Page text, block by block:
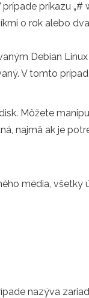
príkazu „#
o rok alebo
Debian
V tomto
Môžete
najmä ak je
média, všetky
nazýva